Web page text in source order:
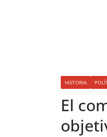
HISTORIA
El